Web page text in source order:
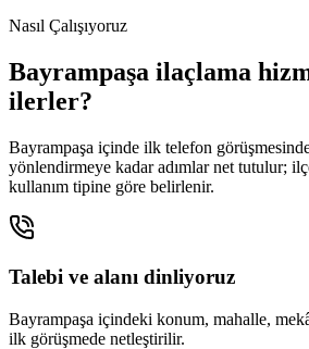
Nasıl Çalışıyoruz
Bayrampaşa ilaçlama
ilerler?
Bayrampaşa içinde ilk telefon
yönlendirmeye kadar adımlar net tutulur;
kullanım tipine göre belirlenir.
Talebi ve alanı dinliyoruz
Bayrampaşa içindeki konum, mahalle,
ilk görüşmede netleştirilir.